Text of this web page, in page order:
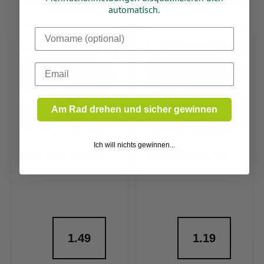
1.49 1.19
automatisch.
Dein Vorname
Email
Am Rad drehen und sicher gewinnen
Ich will nichts gewinnen...